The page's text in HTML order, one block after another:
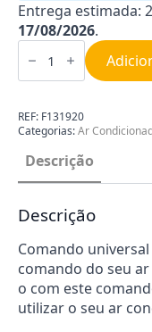
Entrega estimada:
17/08/2026.
Quantidade
de
para
Condicionado
Universal
F131920
REF: F131920
Categorias:Ar
Descrição
Descrição
Comando
comando do seu
o com este
utilizar o seu ar